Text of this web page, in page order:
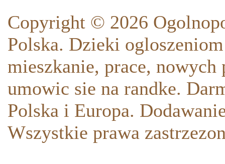
Copyright © 2026
Polska. Dzieki
mieszkanie, prace,
umowic sie na randke.
Polska i Europa.
Wszystkie prawa